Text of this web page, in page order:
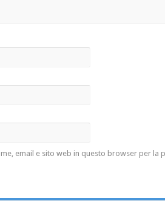
email e sito web in questo browser per la